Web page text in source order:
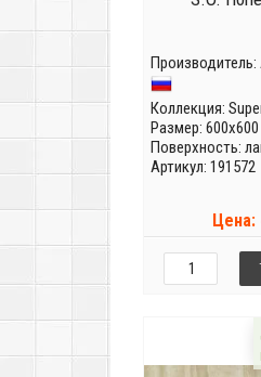
Производитель:
Коллекция:
Размер:
Поверхность:
Артикул: 191572
Цена: